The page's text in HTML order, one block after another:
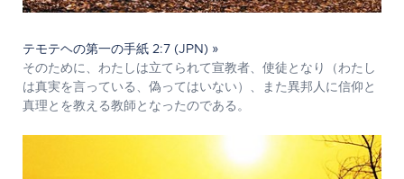
テモテヘの第一の手紙 2:7 (JPN) »
そのために、わたしは立てられて宣教者、使徒となり（わたし
は真実を言っている、偽ってはいない）、また異邦人に信仰と
真理とを教える教師となったのである。